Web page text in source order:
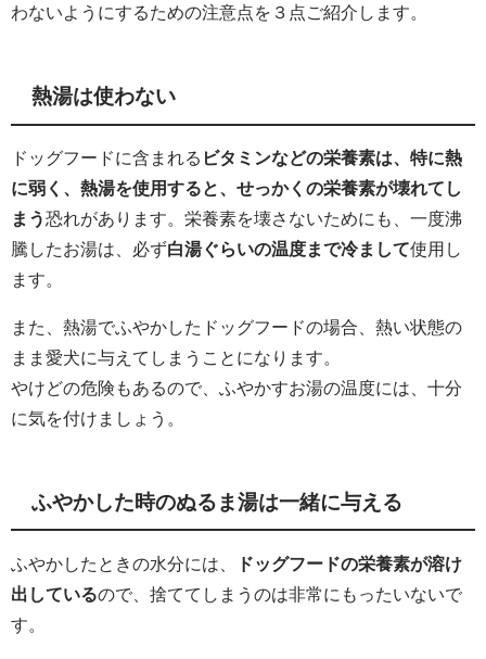
わないようにするための注意点を３点ご紹介します。
熱湯は使わない
ドッグフードに含まれる ビタミンなどの栄養素は、特に熱
に弱く、熱湯を使用すると、せっかくの栄養素が壊れてし
まう恐れがあります。栄養素を壊さないためにも、一度沸
騰したお湯は、必ず白湯ぐらいの温度まで冷まして使用し
ます。
また、熱湯でふやかしたドッグフードの場合、熱い状態の
まま愛犬に与えてしまうことになります。
やけどの危険もあるので、ふやかすお湯の温度には、十分
に気を付けましょう。
ふやかした時のぬるま湯は一緒に与える
ふやかしたときの水分には、
ドッグフードの栄養素が溶け
出しているので、捨ててしまうのは非常にもったいないで
す。